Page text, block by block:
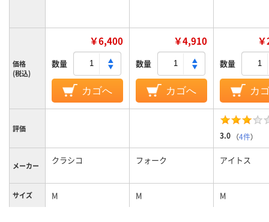
価格
(税込)
￥6,400
数量
カゴへ
￥4,910
数量
カゴへ
数量
カ
評価
3.0 （4件）
メーカー クラシコ フォーク アイトス
サイズ M M M